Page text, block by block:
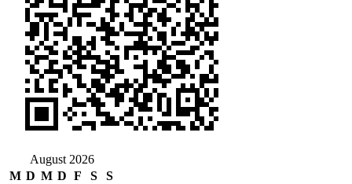
August 2026
M D M D F S
S